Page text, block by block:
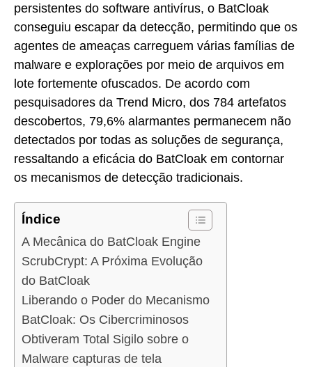
persistentes do software antivírus, o BatCloak
conseguiu escapar da detecção, permitindo que os
agentes de ameaças carreguem várias famílias de
malware e explorações por meio de arquivos em
lote fortemente ofuscados. De acordo com
pesquisadores da Trend Micro, dos 784 artefatos
descobertos, 79,6% alarmantes permanecem não
detectados por todas as soluções de segurança,
ressaltando a eficácia do BatCloak em contornar
os mecanismos de detecção tradicionais.
Índice
A Mecânica do BatCloak Engine
ScrubCrypt: A Próxima Evolução
do BatCloak
Liberando o Poder do Mecanismo
BatCloak: Os Cibercriminosos
Obtiveram Total Sigilo sobre o
Malware capturas de tela